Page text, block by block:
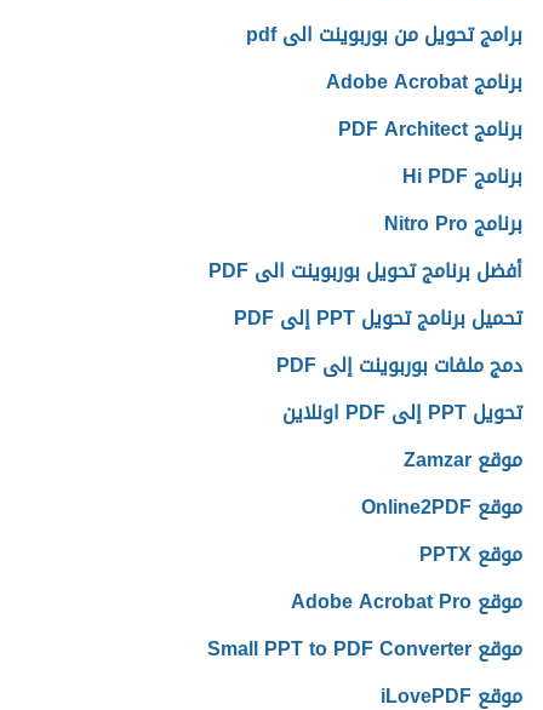
برامج تحويل من بوربوينت الى pdf
برنامج Adobe Acrobat
برنامج PDF Architect
برنامج Hi PDF
برنامج Nitro Pro
أفضل برنامج تحويل بوربوينت الى PDF
تحميل برنامج تحويل PPT إلى PDF
دمج ملفات بوربوينت إلى PDF
تحويل PPT إلى PDF اونلاين
موقع Zamzar
موقع Online2PDF
موقع PPTX
موقع Adobe Acrobat Pro
موقع Small PPT to PDF Converter
موقع iLovePDF